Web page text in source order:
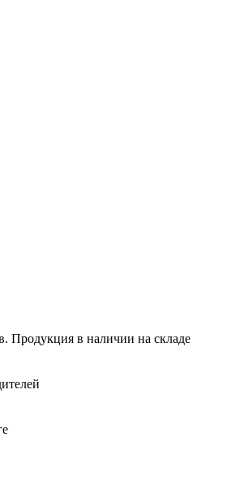
Продукция в наличии на складе